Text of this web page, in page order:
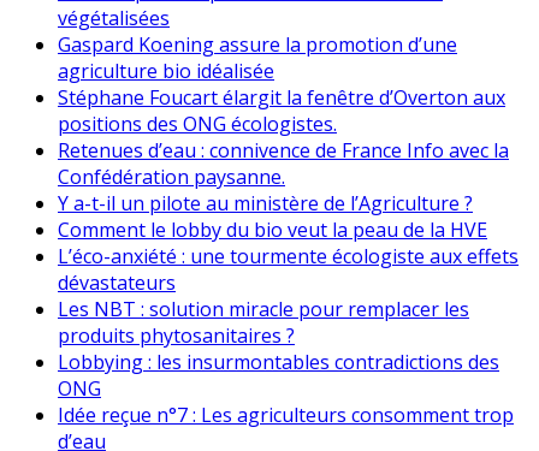
végétalisées
Gaspard Koening assure la promotion d’une
agriculture bio idéalisée
Stéphane Foucart élargit la fenêtre d’Overton aux
positions des ONG écologistes.
Retenues d’eau : connivence de France Info avec la
Confédération paysanne.
Y a-t-il un pilote au ministère de l’Agriculture ?
Comment le lobby du bio veut la peau de la HVE
L’éco-anxiété : une tourmente écologiste aux effets
dévastateurs
Les NBT : solution miracle pour remplacer les
produits phytosanitaires ?
Lobbying : les insurmontables contradictions des
ONG
Idée reçue n°7 : Les agriculteurs consomment trop
d’eau